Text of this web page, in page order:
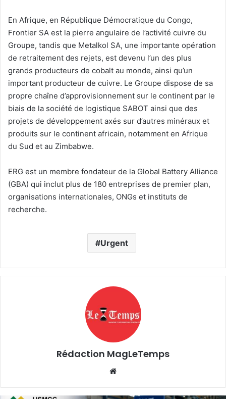
En Afrique, en République Démocratique du Congo,
Frontier SA est la pierre angulaire de l’activité cuivre du
Groupe, tandis que Metalkol SA, une importante opération
de retraitement des rejets, est devenu l’un des plus
grands producteurs de cobalt au monde, ainsi qu’un
important producteur de cuivre. Le Groupe dispose de sa
propre chaîne d’approvisionnement sur le continent par le
biais de la société de logistique SABOT ainsi que des
projets de développement axés sur d’autres minéraux et
produits sur le continent africain, notamment en Afrique
du Sud et au Zimbabwe.
ERG est un membre fondateur de la Global Battery Alliance
(GBA) qui inclut plus de 180 entreprises de premier plan,
organisations internationales, ONGs et instituts de
recherche.
Urgent
Rédaction MagLeTemps